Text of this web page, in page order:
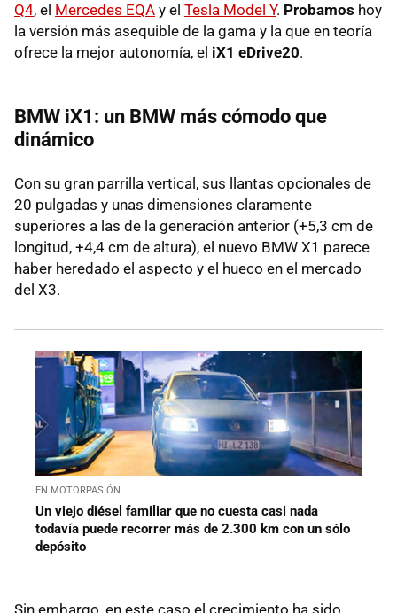
Q4, el Mercedes EQA y el Tesla Model Y. Probamos hoy
la versión más asequible de la gama y la que en teoría
ofrece la mejor autonomía, el iX1 eDrive20.
BMW iX1: un BMW más cómodo que
dinámico
Con su gran parrilla vertical, sus llantas opcionales de
20 pulgadas y unas dimensiones claramente
superiores a las de la generación anterior (+5,3 cm de
longitud, +4,4 cm de altura), el nuevo BMW X1 parece
haber heredado el aspecto y el hueco en el mercado
del X3.
EN MOTORPASIÓN
Un viejo diésel familiar que no cuesta casi nada
todavía puede recorrer más de 2.300 km con un sólo
depósito